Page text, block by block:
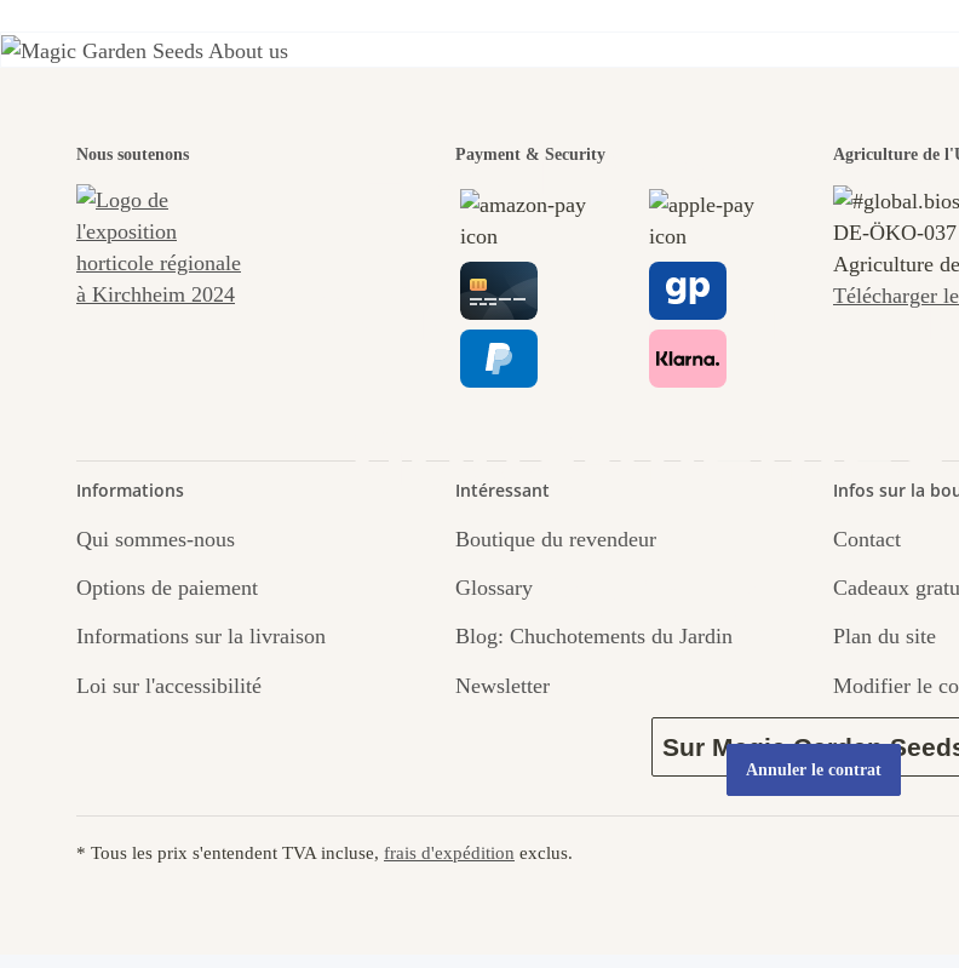
L'un des
chemins
nous-
par le
Sur Magic Garden
Nous soutenons Payment & Security Agriculture de
DE‑ÖKO‑037
Agriculture
Télécharger
Informations
Qui sommes-nous
Options de paiement
Informations sur la livraison
Loi sur l'accessibilité
Intéressant
Boutique du revendeur
Glossary
Blog: Chuchotements du Jardin
Newsletter
Infos sur la
Contact
Cadeaux
Plan du site
Modifier le
Annuler le contrat
* Tous les prix s'entendent TVA incluse, frais d'expédition exclus.